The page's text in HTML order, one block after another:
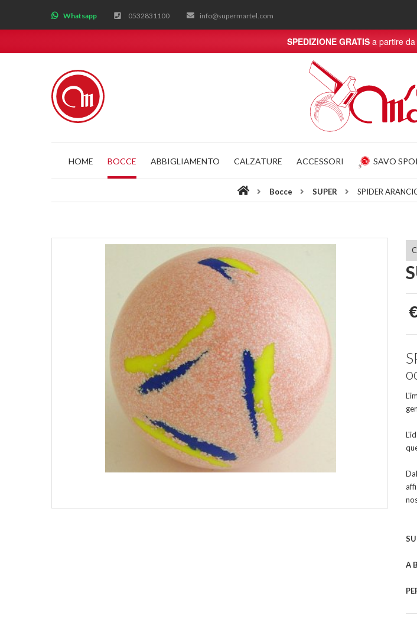
Whatsapp 0532831100 info@supermartel.com
SPEDIZIONE GRATISa partire da
HOME BOCCE ABBIGLIAMENTO CALZATURE ACCESSORI SAVO
Bocce SUPER SPIDER
A